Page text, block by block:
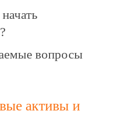
вопросы
активы и